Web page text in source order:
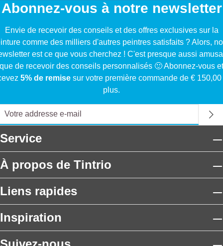
Abonnez-vous à notre newsletter
Envie de recevoir des conseils et des offres exclusives sur la
comme des milliers d'autres peintres satisfaits ? Alors,
est ce que vous cherchez ! C'est presque aussi
que de recevoir des conseils personnalisés 🙂 Abonnez-vous et
5% de remise sur votre première commande de € 150,00
plus.
Service
À propos de Tintrio
Liens rapides
Inspiration